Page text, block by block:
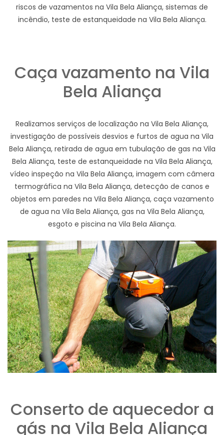
riscos de vazamentos na Vila Bela Aliança, sistemas de
incêndio, teste de estanqueidade na Vila Bela Aliança.
Caça vazamento na Vila
Bela Aliança
Realizamos serviços de localização na Vila Bela Aliança,
investigação de possíveis desvios e furtos de agua na Vila
Bela Aliança, retirada de agua em tubulação de gas na Vila
Bela Aliança, teste de estanqueidade na Vila Bela Aliança,
vídeo inspeção na Vila Bela Aliança, imagem com câmera
termográfica na Vila Bela Aliança, detecção de canos e
objetos em paredes na Vila Bela Aliança, caça vazamento
de agua na Vila Bela Aliança, gas na Vila Bela Aliança,
esgoto e piscina na Vila Bela Aliança.
Conserto de aquecedor a
gás na Vila Bela Aliança